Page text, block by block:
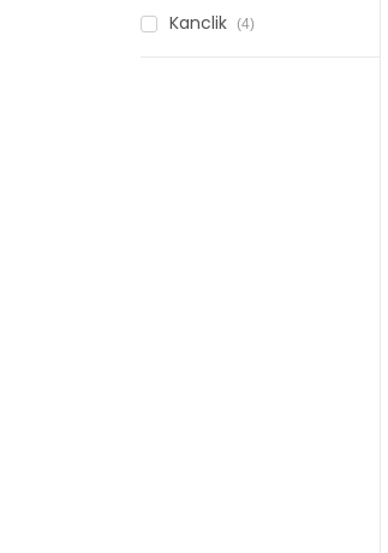
Kanclik (4)